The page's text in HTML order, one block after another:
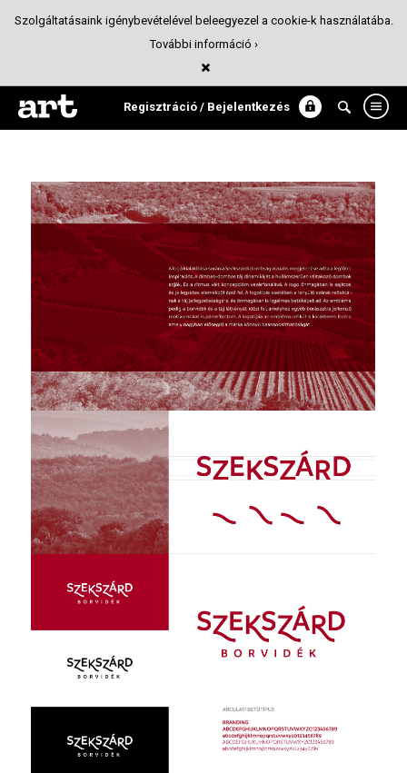
Regisztráció / Bejelentkezés
SZEKSZÁRD_borvidék
Arculattervezés
Szolgáltatásaink igénybevételével beleegyezel a cookie-k használatába.
További információ ›